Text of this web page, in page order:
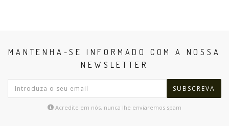
MANTENHA-SE INFORMADO COM A NOSSA
NEWSLETTER
SUBSCREVA
Acredite em nós, nunca lhe enviaremos spam